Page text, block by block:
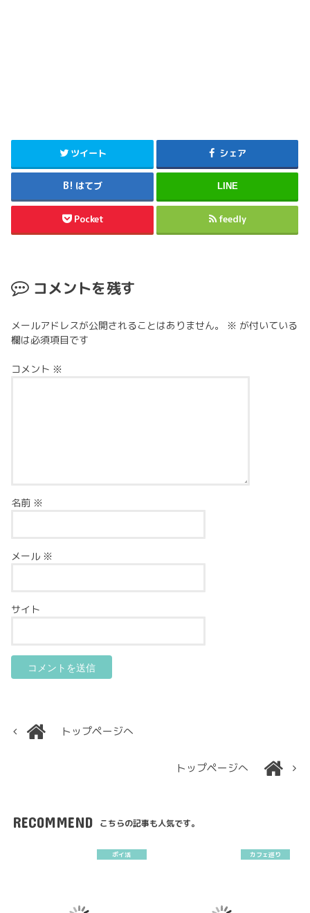
ツイート シェア
はてブ LINE
Pocket feedly
コメントを残す
メールアドレスが公開されることはありません。 ※ が付いている
欄は必須項目です
コメント ※
名前 ※
メール ※
サイト
トップページへ
トップページへ
RECOMMEND こちらの記事も人気です。
ポイ活 カフェ巡り